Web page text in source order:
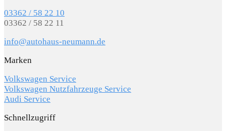
03362 / 58 22 10
03362 / 58 22 11
info@autohaus-neumann.de
Marken
Volkswagen Service
Volkswagen Nutzfahrzeuge Service
Audi Service
Schnellzugriff